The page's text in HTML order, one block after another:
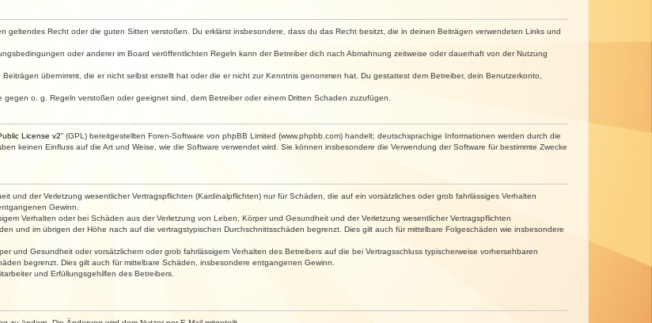
geltendes Recht oder die guten Sitten verstoßen. Du erklärst insbesondere, dass du das Recht besitzt, die in deinen Beiträgen verwendeten Links und
oder anderer im Board veröffentlichten Regeln kann der Betreiber dich nach Abmahnung zeitweise oder dauerhaft von der Nutzung
übernimmt, die er nicht selbst erstellt hat oder die er nicht zur Kenntnis genommen hat. Du gestattest dem Betreiber, dein Benutzerkonto,
o. g. Regeln verstoßen oder geeignet sind, dem Betreiber oder einem Dritten Schaden zuzufügen.
License v2“ (GPL) bereitgestellten Foren-Software von phpBB Limited (www.phpbb.com) handelt; deutschsprachige Informationen werden durch die
keinen Einfluss auf die Art und Weise, wie die Software verwendet wird. Sie können insbesondere die Verwendung der Software für bestimmte Zwecke
und der Verletzung wesentlicher Vertragspflichten (Kardinalpflichten) nur für Schäden, die auf ein vorsätzliches oder grob fahrlässiges Verhalten
Gewinn.
Verhalten oder bei Schäden aus der Verletzung von Leben, Körper und Gesundheit und der Verletzung wesentlicher Vertragspflichten
und im übrigen der Höhe nach auf die vertragstypischen Durchschnittsschäden begrenzt. Dies gilt auch für mittelbare Folgeschäden wie insbesondere
und Gesundheit oder vorsätzlichem oder grob fahrlässigem Verhalten des Betreibers auf die bei Vertragsschluss typischerweise vorhersehbaren
begrenzt. Dies gilt auch für mittelbare Schäden, insbesondere entgangenen Gewinn.
und Erfüllungsgehilfen des Betreibers.